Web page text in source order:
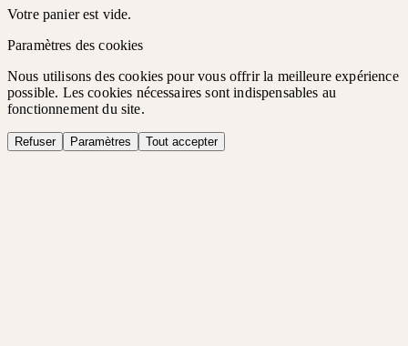
Votre panier est vide.
Paramètres des cookies
Nous utilisons des cookies pour vous offrir la meilleure expérience
possible. Les cookies nécessaires sont indispensables au
fonctionnement du site.
Refuser Paramètres Tout accepter